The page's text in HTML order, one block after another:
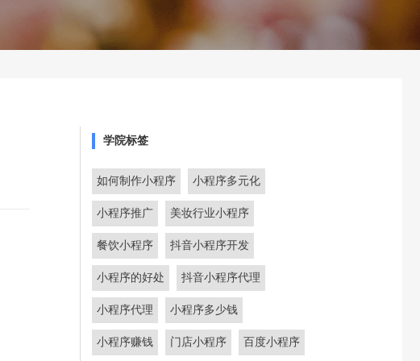
学院标签
如何制作小程序 小程序多元化
小程序推广 美妆行业小程序
餐饮小程序 抖音小程序开发
小程序的好处 抖音小程序代理
小程序代理 小程序多少钱
小程序赚钱 门店小程序 百度小程序